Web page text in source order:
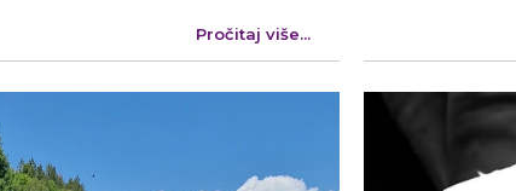
Pročitaj više...